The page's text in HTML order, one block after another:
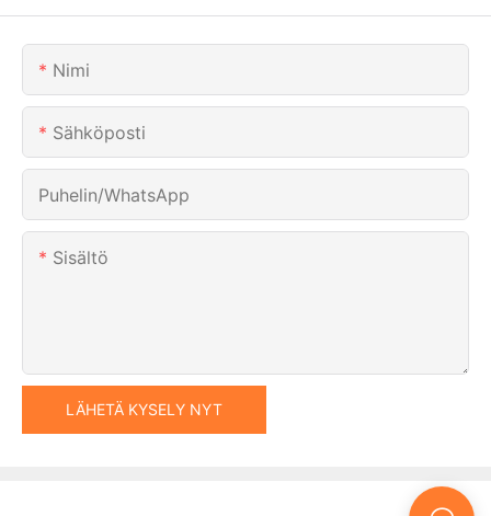
Nimi
Sähköposti
Puhelin/WhatsApp
Sisältö
LÄHETÄ KYSELY NYT